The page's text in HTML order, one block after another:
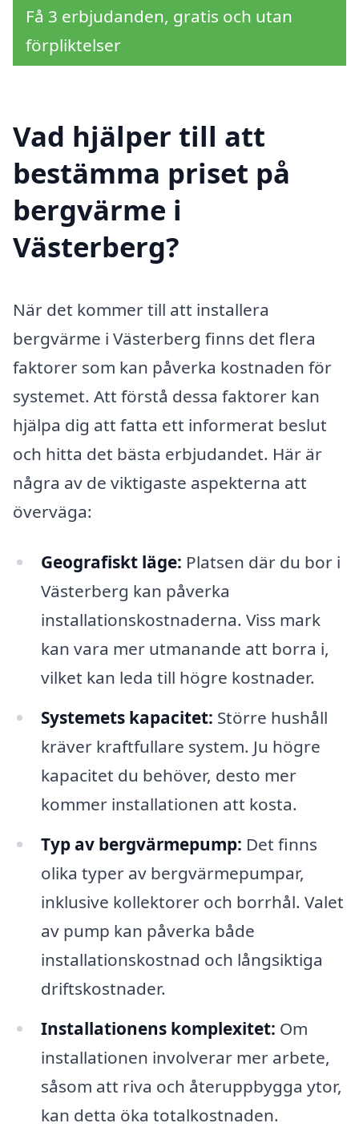
Få 3 erbjudanden, gratis och utan
förpliktelser
Vad hjälper till att
bestämma priset på
bergvärme i
Västerberg?
När det kommer till att installera
bergvärme i Västerberg finns det flera
faktorer som kan påverka kostnaden för
systemet. Att förstå dessa faktorer kan
hjälpa dig att fatta ett informerat beslut
och hitta det bästa erbjudandet. Här är
några av de viktigaste aspekterna att
överväga:
Geografiskt läge: Platsen där du bor i
Västerberg kan påverka
installationskostnaderna. Viss mark
kan vara mer utmanande att borra i,
vilket kan leda till högre kostnader.
Systemets kapacitet: Större hushåll
kräver kraftfullare system. Ju högre
kapacitet du behöver, desto mer
kommer installationen att kosta.
Typ av bergvärmepump: Det finns
olika typer av bergvärmepumpar,
inklusive kollektorer och borrhål. Valet
av pump kan påverka både
installationskostnad och långsiktiga
driftskostnader.
Installationens komplexitet: Om
installationen involverar mer arbete,
såsom att riva och återuppbygga ytor,
kan detta öka totalkostnaden.